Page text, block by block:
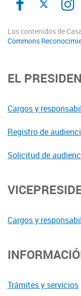
Los contenidos de
Commons
EL
Cargos y
Registro de
Solicitud de
Cargos y
Trámites y servicios